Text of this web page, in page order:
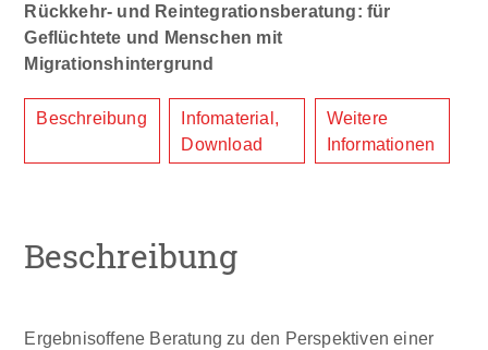
Rückkehr- und Reintegrationsberatung: für
Geflüchtete und Menschen mit
Migrationshintergrund
Beschreibung
Infomaterial,
Download
Weitere
Informationen
Beschreibung
Ergebnisoffene Beratung zu den Perspektiven einer